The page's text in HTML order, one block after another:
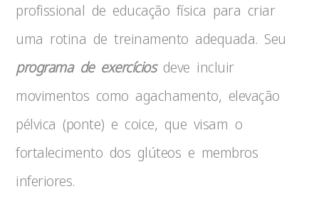
profissional de educação física para criar
uma rotina de treinamento adequada. Seu
programa de exercíciosdeve incluir
movimentos como agachamento, elevação
pélvica (ponte) e coice, que visam o
fortalecimento dos glúteos e membros
inferiores.